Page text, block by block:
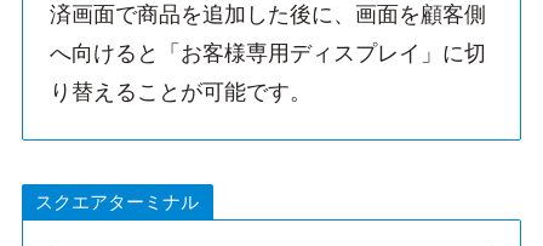
済画面で商品を追加した後に、画面を顧客側
へ向けると「お客様専用ディスプレイ」に切
り替えることが可能です。
スクエアターミナル